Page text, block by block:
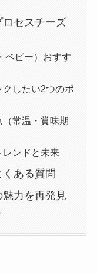
セスチーズ
ベビー）おすす
したい2つのポ
常温・賞味期
レンドと未来
ある質問
力を再発見